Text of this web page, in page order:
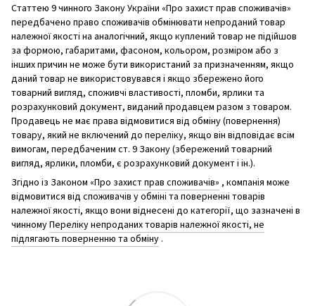
Статтею 9 чинного Закону України «Про захист прав споживачів»
передбачено право споживачів обмінювати непроданий товар
належної якості на аналогічний, якщо куплений товар не підійшов
за формою, габаритами, фасоном, кольором, розміром або з
інших причин не може бути використаний за призначенням, якщо
даний товар не використовувався і якщо збережено його
товарний вигляд, споживчі властивості, пломби, ярлики та
розрахунковий документ, виданий продавцем разом з товаром.
Продавець не має права відмовитися від обміну (повернення)
товару, який не включений до переліку, якщо він відповідає всім
вимогам, передбаченим ст. 9 Закону (збережений товарний
вигляд, ярлики, пломби, є розрахунковий документ і ін.).
Згідно із Законом «Про захист прав споживачів» , компанія може
відмовитися від споживачів у обміні та поверненні товарів
належної якості, якщо вони віднесені до категорії, що зазначені в
чинномуПереліку непроданих товарів належної якості, не
підлягають поверненню та обміну .